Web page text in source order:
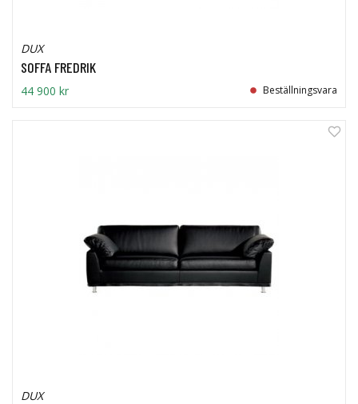
DUX
SOFFA FREDRIK
44 900 kr Beställningsvara
DUX